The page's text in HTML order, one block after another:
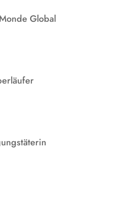
Global